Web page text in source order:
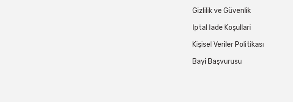
Gizlilik ve Güvenlik
İptal İade Koşullari
Kişisel Veriler Politikası
Bayi Başvurusu